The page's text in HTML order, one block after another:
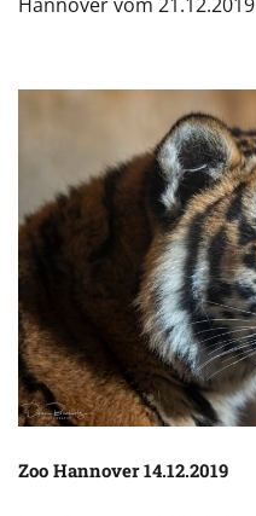
Zoo Hannover 14.12.2019